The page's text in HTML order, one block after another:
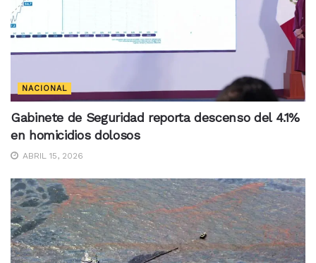
NACIONAL
Gabinete de Seguridad reporta descenso del 4.1%
en homicidios dolosos
ABRIL 15, 2026